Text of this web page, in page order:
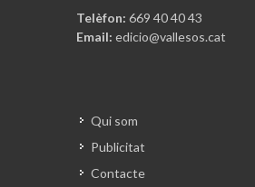
Telèfon: 669 40 40 43
Email: edicio@vallesos.cat
Qui som
Publicitat
Contacte